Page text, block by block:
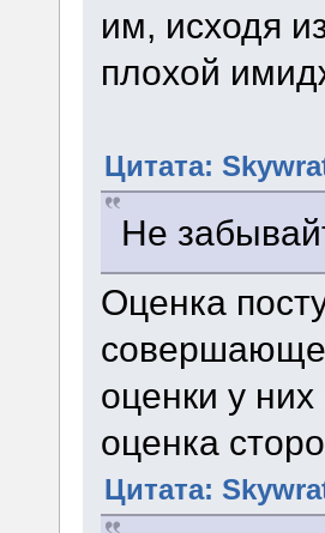
им, исходя
плохой
Цитата:
Не
Оценка
оценки у
оценка
Цитата: